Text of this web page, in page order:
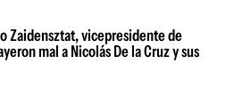
Zaidensztat, vicepresidente de
mal a Nicolás De la Cruz y sus